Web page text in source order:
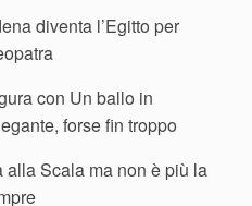
diventa l’Egitto per
con Un ballo in
forse fin troppo
alla Scala ma non è più la